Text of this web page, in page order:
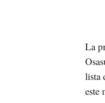
La
lista
este